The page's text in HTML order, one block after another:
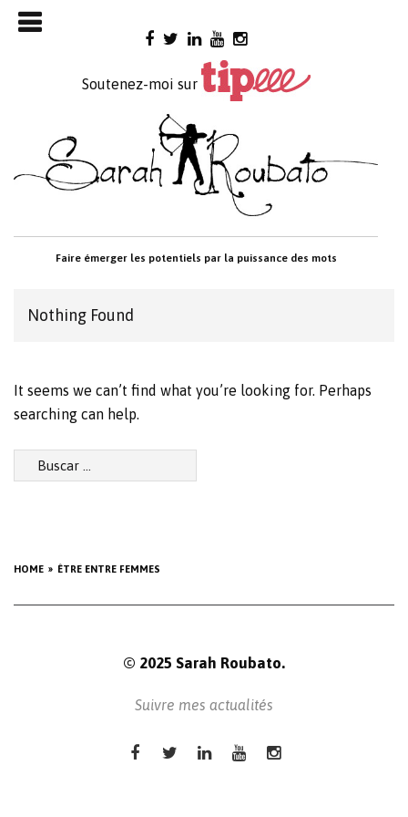
Skip
to
Soutenez-moi sur
Faire émerger les potentiels par la puissance des mots

HOME ÊTRE ENTRE FEMMES
Nothing Found
It seems we can’t find what you’re looking for. Perhaps
searching can help.
Buscar:
© 2025 Sarah Roubato.
Suivre mes actualités